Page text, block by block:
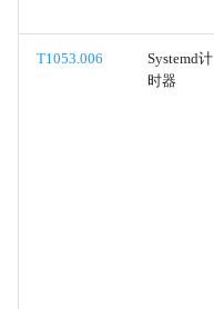
T1053.006
Systemd计
时器